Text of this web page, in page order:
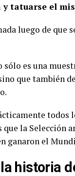
y tatuarse el
luego de que
sólo es una
que también
todos
que la Selección
ganaron el
historia